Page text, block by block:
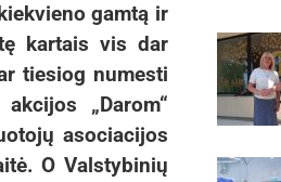
gamtą ir
kartais vis dar
tiesiog numesti
„Darom“
asociacijos
O Valstybinių